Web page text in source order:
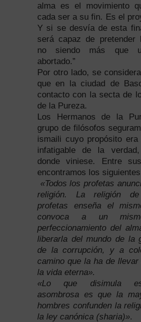
alma es el movimiento
cada ser a su fin. Es el
Y si se desvía de esta
será capaz de pretender
no siendo más que
abortado.”
Por otro lado, se
que en la ciudad de
contacto con la secta de
de la Pureza.
Los Hermanos de la
grupo de filósofos
ismaili cuyo propósito era
infatigable de la
donde viniese. Entre
encontramos los
«Todos los profetas
religión. La religión
profetas enseña el
convoca a un
perfeccionamiento del
liberarla del mundo de la
de la corrupción, y a
camino que la ha de llevar
la vida eterna».
«Lo que disimula
asombrosa es que la
hombres confunden la
la ley canónica (sharia)».